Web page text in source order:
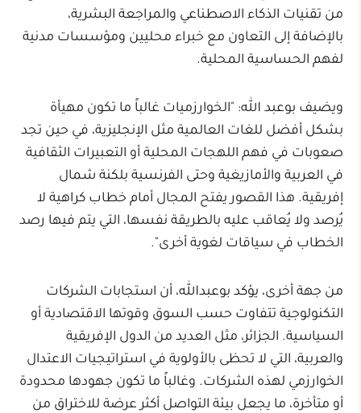
من تقنيات الذكاء الاصطناعي والمراجعة البشرية،
بالإضافة إلى التعاون مع خبراء محليين ومؤسسات مدنية
لفهم الحساسية المحلية.
ويضيف بوعبد الله: "الخوارزميات غالباً ما تكون مهيأة
بشكل أفضل للغات العالمية مثل الإنجليزية، في حين تجد
صعوبات في فهم اللهجات المحلية أو التعبيرات الثقافية
في العربية والأمازيغية وحتى الفرنسية بلكنة شمال
إفريقية. هذا القصور يفتح المجال أمام خطاب كراهية لا
يُرصد ولا يُعاقب عليه بالطريقة نفسها، التي يتم فيها رصد
الخطاب في سياقات لغوية أخرى".
من جهة أخرى، يؤكد بوعبدالله، أن استجابات الشركات
التكنولوجية تتفاوت حسب السوق وقوتها الاقتصادية أو
السياسية. الجزائر، مثل العديد من الدول الإفريقية
والعربية، التي لا تحظى بالأولوية في استراتيجيات الاعتدال
الخوارزمي لهذه الشركات. وغالباً ما تكون جهودها محدودة
أو متأخرة، ما يجعل بيئة التواصل أكثر عرضة للاختراق من